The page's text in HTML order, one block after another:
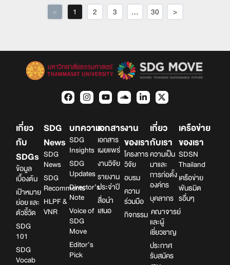
< 1 2 3 … 30 >
เกี่ยว
กับ
SDGs
ข้อมูล
เบื้องต้น
เป้าหมาย
ย่อย และ
ตัวชี้วัด
SDG
101
SDG
Vocab
SDG
News
SDG
News
SDG
Recomments
HLPF &
VNR
บทความ
SDG
Insights
SDG
Updates
Director’s
Note
Voice of
SDG
Move
Editor’s
Pick
เอกสาร
เอกสาร
เผยแพร่
งานวิจัย
รายงาน
ประจำปี
สื่อนำ
เสนอ
งาน
ของเรา
โครงการ
วิจัย
อบรม
ความ
ร่วมมือ
กิจกรรม
เกี่ยว
กับเรา
ความเป็น
มาและ
การก่อตั้ง
องค์กร
บุคลากร
คณาจารย์
และผู้
เชี่ยวชาญ
ประกาศ
รับสมัคร
เครือข่าย
ของเรา
SDSN
Thailand
เครือข่าย
พันธมิต
รอื่นๆ